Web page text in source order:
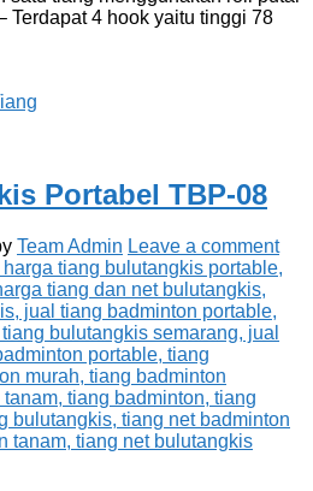
Terdapat 4 hook yaitu tinggi 78
Portabel TBP-08
Team Admin Leave a comment